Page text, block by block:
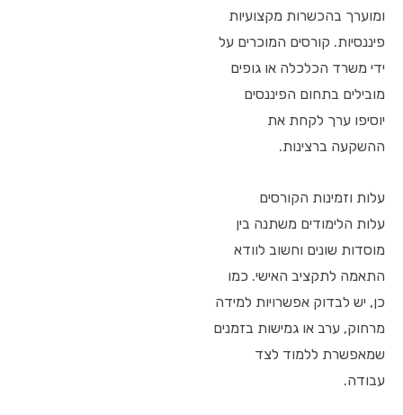
ומוערך בהכשרות מקצועיות
פיננסיות. קורסים המוכרים על
ידי משרד הכלכלה או גופים
מובילים בתחום הפיננסים
יוסיפו ערך לקחת את
ההשקעה ברצינות.
עלות וזמינות הקורסים
עלות הלימודים משתנה בין
מוסדות שונים וחשוב לוודא
התאמה לתקציב האישי. כמו
כן, יש לבדוק אפשרויות למידה
מרחוק, ערב או גמישות בזמנים
שמאפשרת ללמוד לצד
עבודה.